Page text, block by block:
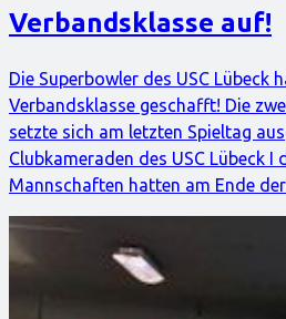
Verbandsklasse auf!
Die Superbowler des USC Lübeck
Verbandsklasse geschafft! Die
setzte sich am letzten Spieltag
Clubkameraden des USC Lübeck I
Mannschaften hatten am Ende